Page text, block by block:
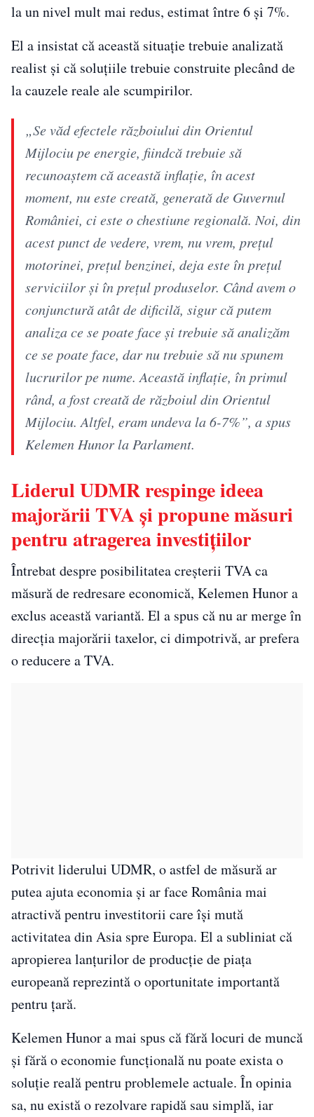
la un nivel mult mai redus, estimat între 6 și 7%.
El a insistat că această situație trebuie analizată
realist și că soluțiile trebuie construite plecând de
la cauzele reale ale scumpirilor.
„Se văd efectele războiului din Orientul
Mijlociu pe energie, fiindcă trebuie să
recunoaștem că această inflație, în acest
moment, nu este creată, generată de Guvernul
României, ci este o chestiune regională. Noi, din
acest punct de vedere, vrem, nu vrem, prețul
motorinei, prețul benzinei, deja este în prețul
serviciilor și în prețul produselor. Când avem o
conjunctură atât de dificilă, sigur că putem
analiza ce se poate face și trebuie să analizăm
ce se poate face, dar nu trebuie să nu spunem
lucrurilor pe nume. Această inflație, în primul
rând, a fost creată de războiul din Orientul
Mijlociu. Altfel, eram undeva la 6-7%”, a spus
Kelemen Hunor la Parlament.
Liderul UDMR respinge ideea
majorării TVA și propune măsuri
pentru atragerea investițiilor
Întrebat despre posibilitatea creșterii TVA ca
măsură de redresare economică, Kelemen Hunor a
exclus această variantă. El a spus că nu ar merge în
direcția majorării taxelor, ci dimpotrivă, ar prefera
o reducere a TVA.
Potrivit liderului UDMR, o astfel de măsură ar
putea ajuta economia și ar face România mai
atractivă pentru investitorii care își mută
activitatea din Asia spre Europa. El a subliniat că
apropierea lanțurilor de producție de piața
europeană reprezintă o oportunitate importantă
pentru țară.
Kelemen Hunor a mai spus că fără locuri de muncă
și fără o economie funcțională nu poate exista o
soluție reală pentru problemele actuale. În opinia
sa, nu există o rezolvare rapidă sau simplă, iar